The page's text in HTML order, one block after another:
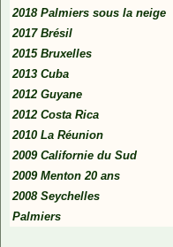
2018 Palmiers sous la neige
2017 Brésil
2015 Bruxelles
2013 Cuba
2012 Guyane
2012 Costa Rica
2010 La Réunion
2009 Californie du Sud
2009 Menton 20 ans
2008 Seychelles
Palmiers